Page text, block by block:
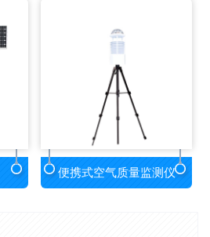
便携式空气质量监测仪